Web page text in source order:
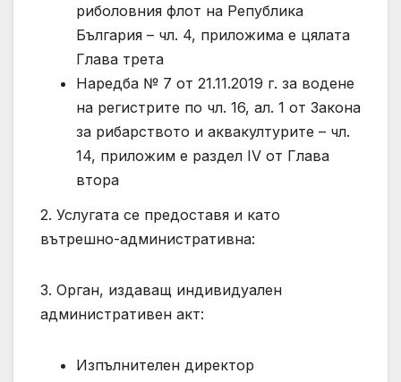
риболовния флот на Република
България – чл. 4, приложима е цялата
Глава трета
Наредба № 7 от 21.11.2019 г. за водене
на регистрите по чл. 16, ал. 1 от Закона
за рибарството и аквакултурите – чл.
14, приложим е раздел IV от Глава
втора
2. Услугата се предоставя и като
вътрешно-административна:
3. Орган, издаващ индивидуален
административен акт:
Изпълнителен директор